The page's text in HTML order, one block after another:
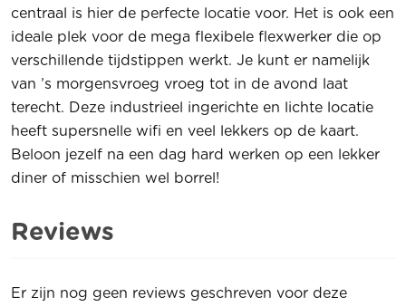
centraal is hier de perfecte locatie voor. Het is ook een
ideale plek voor de mega flexibele flexwerker die op
verschillende tijdstippen werkt. Je kunt er namelijk
van ’s morgensvroeg vroeg tot in de avond laat
terecht. Deze industrieel ingerichte en lichte locatie
heeft supersnelle wifi en veel lekkers op de kaart.
Beloon jezelf na een dag hard werken op een lekker
diner of misschien wel borrel!
Reviews
Er zijn nog geen reviews geschreven voor deze